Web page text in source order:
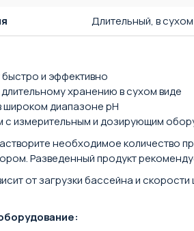
Длительный, в
и эффективно
длительному хранению в сухом виде
широком диапазоне pH
с измерительным и дозирующим
необходимое количество
Разведенный продукт
от загрузки бассейна и